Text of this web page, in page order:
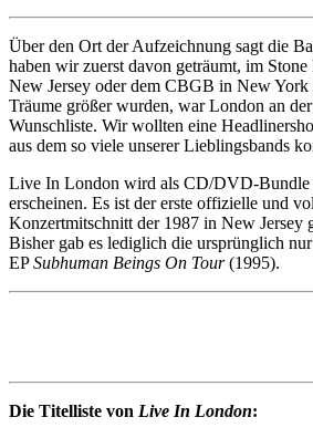
Über den Ort der Aufzeichnung sagt die
haben wir zuerst davon geträumt, im
New Jersey oder dem CBGB in New York
Träume größer wurden, war London an
Wunschliste. Wir wollten eine
aus dem so viele unserer Lieblingsbands
Live In London wird als CD/DVD-Bundle
erscheinen. Es ist der erste offizielle und
Konzertmitschnitt der 1987 in New Jersey
Bisher gab es lediglich die ursprünglich
EPSubhuman Beings On Tour(1995).
Die Titelliste von Live In London: